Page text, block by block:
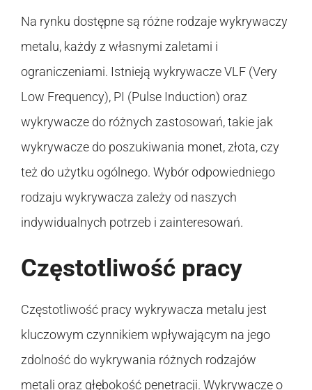
Na rynku dostępne są różne rodzaje wykrywaczy
metalu, każdy z własnymi zaletami i
ograniczeniami. Istnieją wykrywacze VLF (Very
Low Frequency), PI (Pulse Induction) oraz
wykrywacze do różnych zastosowań, takie jak
wykrywacze do poszukiwania monet, złota, czy
też do użytku ogólnego. Wybór odpowiedniego
rodzaju wykrywacza zależy od naszych
indywidualnych potrzeb i zainteresowań.
Częstotliwość pracy
Częstotliwość pracy wykrywacza metalu jest
kluczowym czynnikiem wpływającym na jego
zdolność do wykrywania różnych rodzajów
metali oraz głębokość penetracji. Wykrywacze o